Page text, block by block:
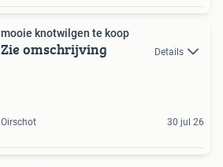
mooie knotwilgen te koop
Zie omschrijving Details
Oirschot 30 jul 26